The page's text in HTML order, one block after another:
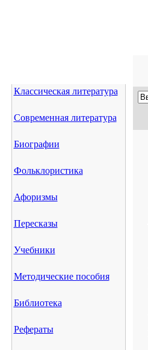
Классическая литература
Современная литература
Биографии
Фольклористика
Афоризмы
Пересказы
Учебники
Методические пособия
Библиотека
Рефераты